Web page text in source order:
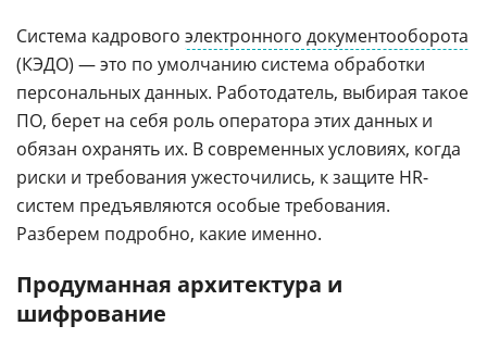
Система кадрового электронного документооборота
(КЭДО) — это по умолчанию система обработки
персональных данных. Работодатель, выбирая такое
ПО, берет на себя роль оператора этих данных и
обязан охранять их. В современных условиях, когда
риски и требования ужесточились, к защите HR-
систем предъявляются особые требования.
Разберем подробно, какие именно.
Продуманная архитектура и
шифрование